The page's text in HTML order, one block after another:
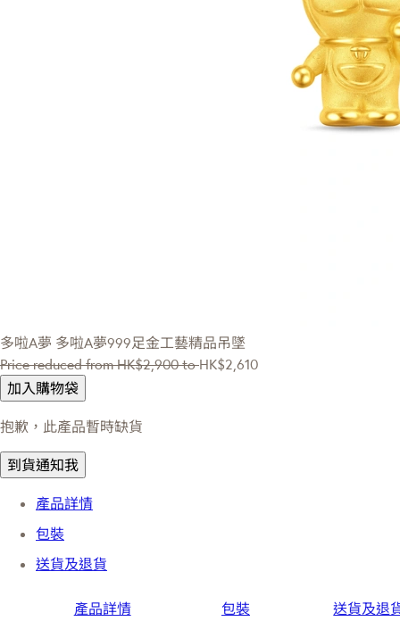
多啦A夢 多啦A夢999足金工藝精品吊墜
Price reduced fromHK$2,900 toHK$2,610
加入購物袋
抱歉，此產品暫時缺貨
到貨通知我
產品詳情
包裝
送貨及退貨
產品詳情 包裝 送貨及退